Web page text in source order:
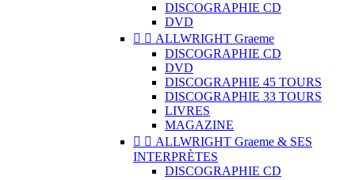
DISCOGRAPHIE CD
DVD
  ALLWRIGHT Graeme
DISCOGRAPHIE CD
DVD
DISCOGRAPHIE 45 TOURS
DISCOGRAPHIE 33 TOURS
LIVRES
MAGAZINE
  ALLWRIGHT Graeme & SES
INTERPRÈTES
DISCOGRAPHIE CD